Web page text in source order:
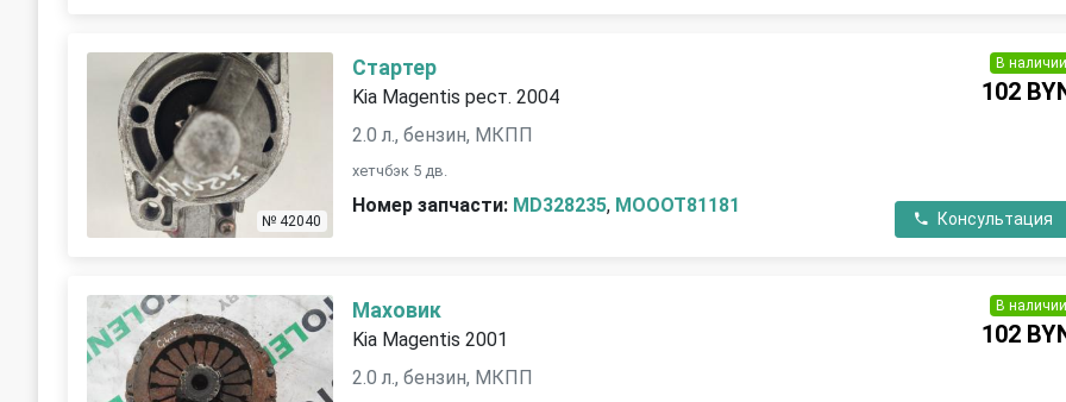
№ 42040
Стартер
Kia Magentis рест. 2004
2.0 л., бензин, МКПП
хетчбэк 5 дв.
Номер запчасти: MD328235, MOOOT81181
В наличии
102
Консультация
Маховик
Kia Magentis 2001
2.0 л., бензин, МКПП
В наличии
102